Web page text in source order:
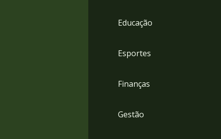
Educação
Esportes
Finanças
Gestão